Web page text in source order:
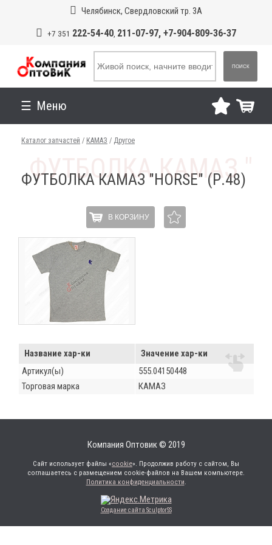
Челябинск, Свердловский тр. 3А
+7 351 222-54-40, 211-07-97, +7-904-809-36-37
ПОИСК
Меню
Каталог запчастей / КАМАЗ / Другое
ФУТБОЛКА КАМАЗ "HORSE" (Р.48)
В КОРЗИНУ
Название хар-ки
Значение хар-ки
Артикул(ы)
555.04150448
Торговая марка
КАМАЗ
Компания Оптовик © 2019
Сайт использует файлы «cookie». Продолжив работу с сайтом, Вы
соглашаетесь с размещением cookie-файлов на Вашем компьютере.
Политика конфиденциальности.
Создание сайта SculptorSS